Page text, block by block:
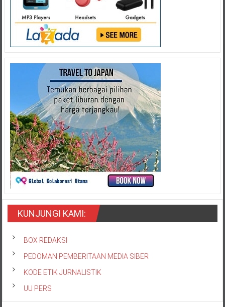
KUNJUNGI KAMI:
BOX REDAKSI
PEDOMAN PEMBERITAAN MEDIA SIBER
KODE ETIK JURNALISTIK
UU PERS